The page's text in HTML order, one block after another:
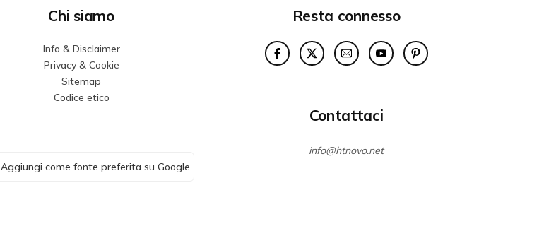
Chi siamo
Info & Disclaimer
Privacy & Cookie
Sitemap
Codice etico
Aggiungi come fonte preferita su Google
Resta connesso
Contattaci
info@htnovo.net